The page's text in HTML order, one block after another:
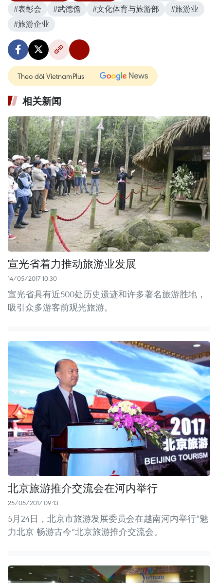
#表彰会
#武德儋 #文化体育与旅游部
#旅游业
#旅游企业
Theo dõi VietnamPlus
相关新闻
宣光省着力推动旅游业发展
14/05/2017 10:30
宣光省具有近500处历史遗迹和许多著名旅游胜地，
吸引众多游客前观光旅游。
北京旅游推介交流会在河内举行
25/05/2017 09:13
5月24日，北京市旅游发展委员会在越南河内举行“魅
力北京 畅游古今”北京旅游推介交流会。